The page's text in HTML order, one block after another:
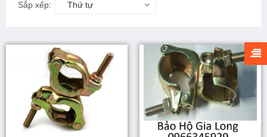
Sắp xếp: Thứ tự